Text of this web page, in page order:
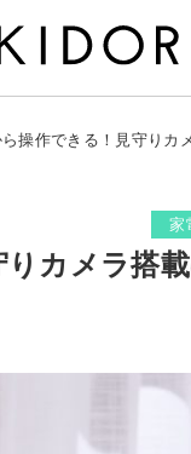
操作できる！見守りカ
家
カメラ搭